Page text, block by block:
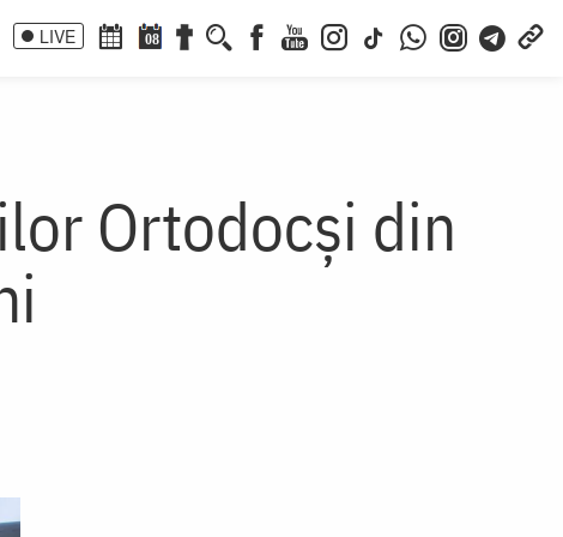
LIVE 08
Ortodocși din